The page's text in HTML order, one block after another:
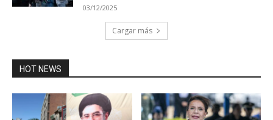
03/12/2025
Cargar más
HOT NEWS